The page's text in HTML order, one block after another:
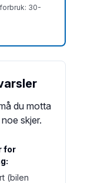
30-
du motta
skjer.
for
(bilen